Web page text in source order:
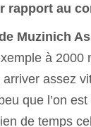
rapport au
Muzinich
à
assez
que l’on
de temps